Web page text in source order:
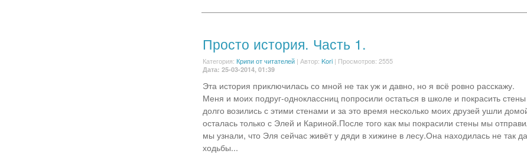
Просто история. Часть 1.
Категория: Крипи от читателей| Автор: Kori| Просмотров: 2555
Дата: 25-03-2014, 01:39
Эта история приключилась со мной не так уж и давно, но я всё ровно расскажу.
Меня и моих подруг-одноклассниц попросили остаться в школе и покрасить
долго возились с этими стенами и за это время несколько моих друзей ушли
осталась только с Элей и Кариной.После того как мы покрасили стены мы
мы узнали, что Эля сейчас живёт у дяди в хижине в лесу.Она находилась не так
ходьбы...